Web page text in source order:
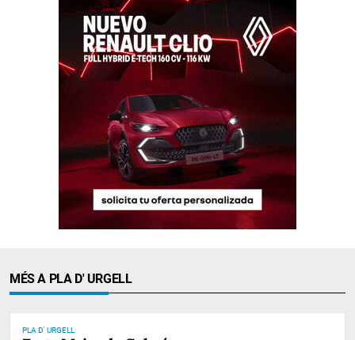
MÉS A PLA D' URGELL
PLA D' URGELL